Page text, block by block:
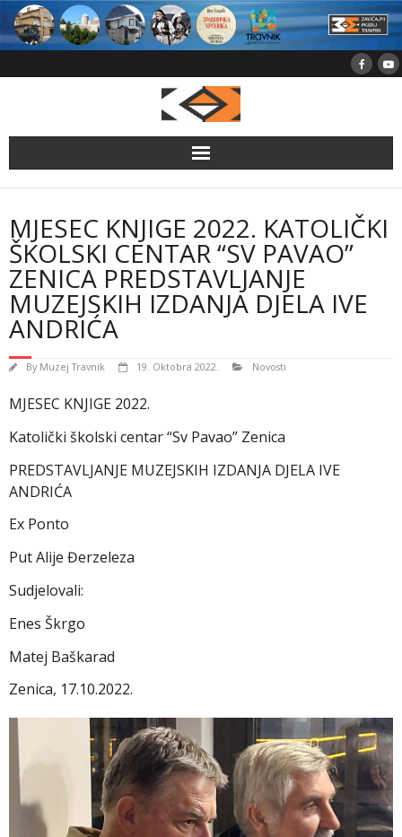
Skip
content
MJESEC KNJIGE 2022. KATOLIČKI
ŠKOLSKI CENTAR “SV PAVAO”
ZENICA PREDSTAVLJANJE
MUZEJSKIH IZDANJA DJELA IVE
ANDRIĆA
By Muzej Travnik 19. Oktobra 2022. Novosti
MJESEC KNJIGE 2022.
Katolički školski centar “Sv Pavao” Zenica
PREDSTAVLJANJE MUZEJSKIH IZDANJA DJELA IVE
ANDRIĆA
Ex Ponto
Put Alije Đerzeleza
Sudjelovali:
Enes Škrgo
Matej Baškarad
Zenica, 17.10.2022.